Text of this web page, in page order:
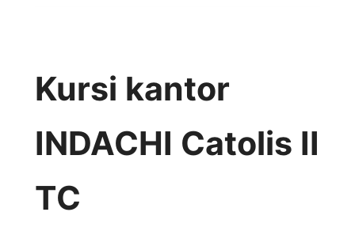
Kursi kantor
INDACHI Catolis II
TC